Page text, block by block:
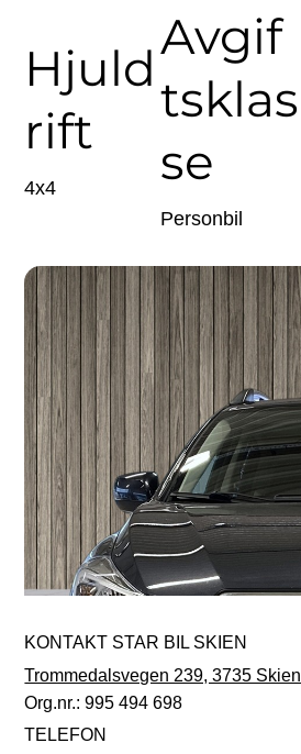
Hjuld
rift
4x4
Avgif
tsklas
se
Personbil
KONTAKT STAR BIL SKIEN
Trommedalsvegen 239, 3735 Skien
Org.nr.: 995 494 698
TELEFON